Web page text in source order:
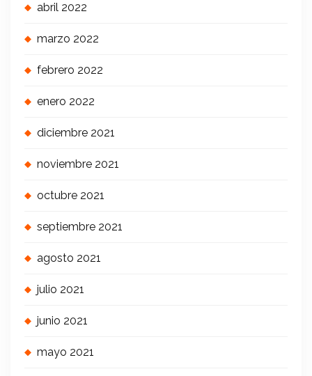
abril 2022
marzo 2022
febrero 2022
enero 2022
diciembre 2021
noviembre 2021
octubre 2021
septiembre 2021
agosto 2021
julio 2021
junio 2021
mayo 2021